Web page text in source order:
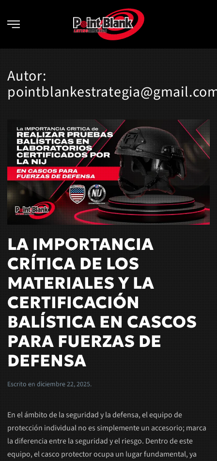
Skip to main content
Autor:
LA IMPORTANCIA
CRÍTICA DE LOS
MATERIALES Y LA
CERTIFICACIÓN
BALÍSTICA EN CASCOS
PARA FUERZAS DE
DEFENSA
Escrito en diciembre 22, 2025.
En el ámbito de la seguridad y la defensa, el equipo de
protección individual no es simplemente un accesorio; marca
la diferencia entre la seguridad y el riesgo. Dentro de este
equipo, el casco protector ocupa un lugar fundamental, ya